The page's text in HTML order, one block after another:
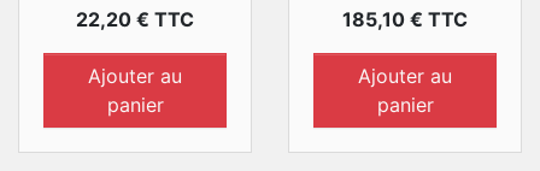
Prix
22,20 € TTC
Ajouter au
panier
Prix
185,10 € TTC
Ajouter au
panier